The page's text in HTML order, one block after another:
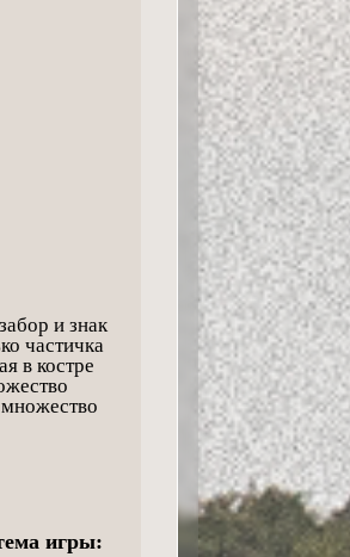
и знак
частичка
в костре
игры: